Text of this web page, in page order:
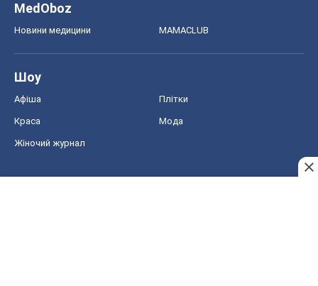
MedOboz
Новини медицини MAMACLUB
Шоу
Афіша Плітки
Краса Мода
Жіночий журнал